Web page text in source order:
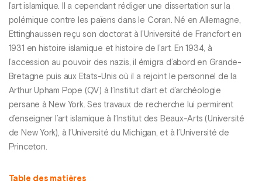
l’art islamique. Il a cependant rédiger une dissertation sur la
polémique contre les païens dans le Coran. Né en Allemagne,
Ettinghaussen reçu son doctorat à l’Université de Francfort en
1931 en histoire islamique et histoire de l’art. En 1934, à
l’accession au pouvoir des nazis, il émigra d’abord en Grande-
Bretagne puis aux Etats-Unis où il a rejoint le personnel de la
Arthur Upham Pope (QV) à l’Institut d’art et d’archéologie
persane à New York. Ses travaux de recherche lui permirent
d’enseigner l’art islamique à l’Institut des Beaux-Arts (Université
de New York), à l’Université du Michigan, et à l’Université de
Princeton.
Table des matières